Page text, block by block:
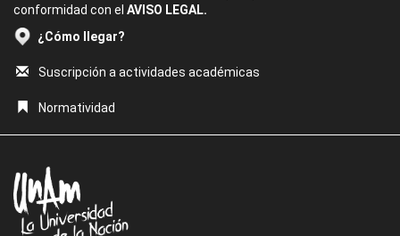
conformidad con el AVISO LEGAL.
¿Cómo llegar?
Suscripción a actividades académicas
Normatividad